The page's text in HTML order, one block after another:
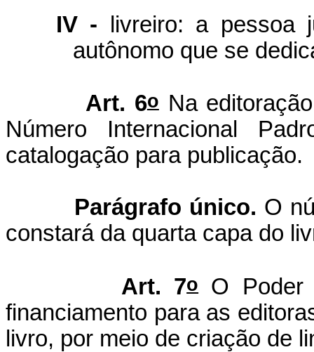
IV -
livreiro: a pessoa
autônomo que se
Art. 6oNa
Número Internacional
catalogação para publicação.
Parágrafo único. O
constará da quarta capa do
Art. 7oO Poder
financiamento para as
livro, por meio de criação de